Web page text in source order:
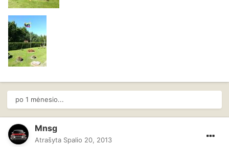
po 1 mėnesio...
Mnsg
Atrašyta Spalio 20, 2013